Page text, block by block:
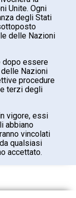
Unite. Ogni
degli Stati
delle Nazioni
dopo essere
Nazioni
procedure
terzi degli
vigore, essi
abbiano
vincolati
qualsiasi
accettato.